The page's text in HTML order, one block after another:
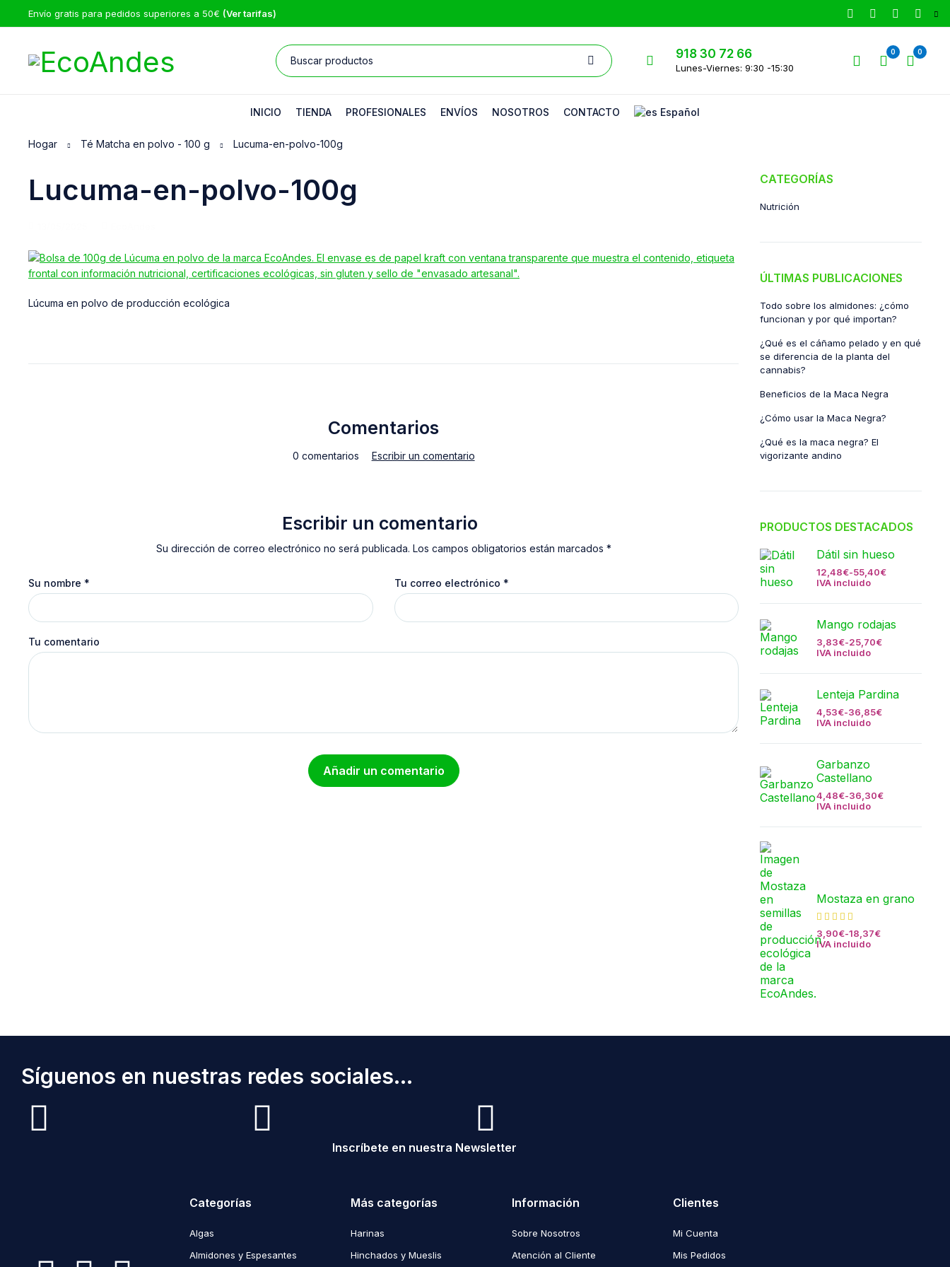
Envío gratis para pedidos superiores a 50€ (Ver tarifas)
918 30 72 66
Lunes-Viernes: 9:30 -15:30
0 0
INICIO TIENDA PROFESIONALES ENVÍOS NOSOTROS CONTACTO Español
Hogar Té Matcha en polvo - 100 g Lucuma-en-polvo-100g
Lucuma-en-polvo-100g
Lúcuma en polvo de producción ecológica
Comentarios
0 comentarios Escribir un comentario
Escribir un comentario
Su dirección de correo electrónico no será publicada. Los campos obligatorios están marcados *
Su nombre * Tu correo electrónico *
Tu comentario
Añadir un comentario
CATEGORÍAS
Nutrición
ÚLTIMAS PUBLICACIONES
Todo sobre los almidones: ¿cómo
funcionan y por qué importan?
¿Qué es el cáñamo pelado y en qué
se diferencia de la planta del
cannabis?
Beneficios de la Maca Negra
¿Cómo usar la Maca Negra?
¿Qué es la maca negra? El
vigorizante andino
PRODUCTOS DESTACADOS
Dátil sin hueso
12,48€-55,40€
IVA incluido
Mango rodajas
3,83€-25,70€
IVA incluido
Lenteja Pardina
4,53€-36,85€
IVA incluido
Garbanzo
Castellano
4,48€-36,30€
IVA incluido
Mostaza en grano
3,90€-18,37€
IVA incluido
Síguenos en nuestras redes sociales...
Inscríbete en nuestra Newsletter
Categorías
Algas
Almidones y Espesantes
Más categorías
Harinas
Hinchados y Mueslis
Información
Sobre Nosotros
Atención al Cliente
Clientes
Mi Cuenta
Mis Pedidos